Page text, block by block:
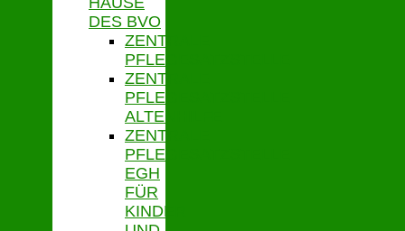
DES BVO
ZENTRALE
PFLEGESATZSTELLE
ZENTRALE
PFLEGESATZSTELLE
ALTENHILFE
ZENTRALE
PFLEGESATZSTELLE
EGH
FÜR
KINDER